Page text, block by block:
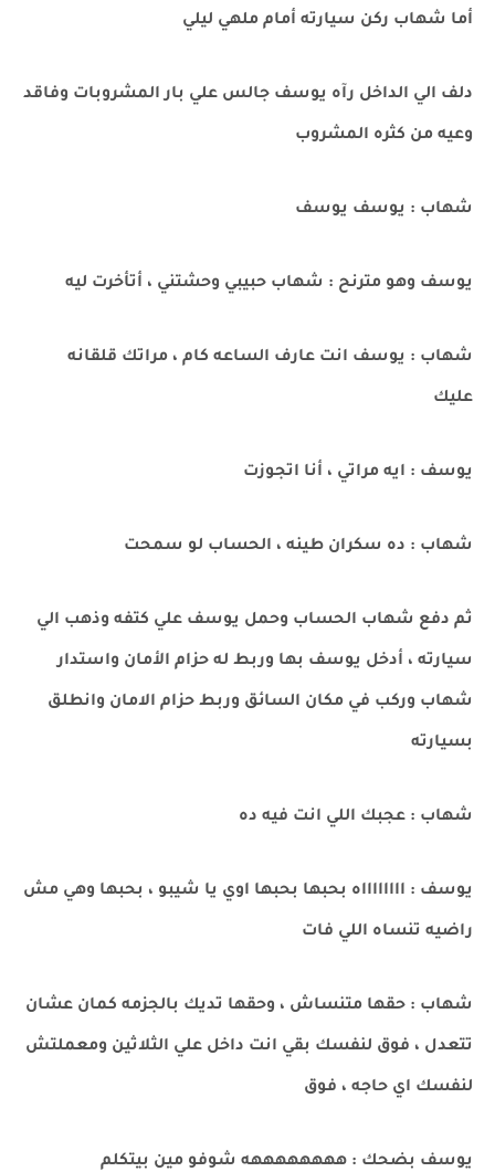
أما شهاب ركن سيارته أمام ملهي ليلي
دلف الي الداخل رآه يوسف جالس علي بار المشروبات وفاقد
وعيه من كثره المشروب
شهاب : يوسف يوسف
يوسف وهو مترنح : شهاب حبيبي وحشتني ، أتأخرت ليه
شهاب : يوسف انت عارف الساعه كام ، مراتك قلقانه
عليك
يوسف : ايه مراتي ، أنا اتجوزت
شهاب : ده سكران طينه ، الحساب لو سمحت
ثم دفع شهاب الحساب وحمل يوسف علي كتفه وذهب الي
سيارته ، أدخل يوسف بها وربط له حزام الأمان واستدار
شهاب وركب في مكان السائق وربط حزام الامان وانطلق
بسيارته
شهاب : عجبك اللي انت فيه ده
يوسف : ااااااااه بحبها بحبها اوي يا شيبو ، بحبها وهي مش
راضيه تنساه اللي فات
شهاب : حقها متنساش ، وحقها تديك بالجزمه كمان عشان
تتعدل ، فوق لنفسك بقي انت داخل علي الثلاثين ومعملتش
لنفسك اي حاجه ، فوق
يوسف بضحك : ههههههههه شوفو مين بيتكلم